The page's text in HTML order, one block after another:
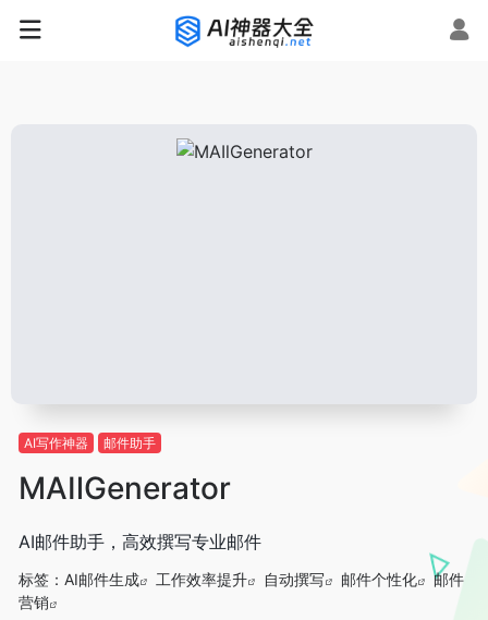
AI写作神器 邮件助手
MAIlGenerator
AI邮件助手，高效撰写专业邮件
标签： AI邮件生成 工作效率提升 自动撰写 邮件个性化
邮件
营销